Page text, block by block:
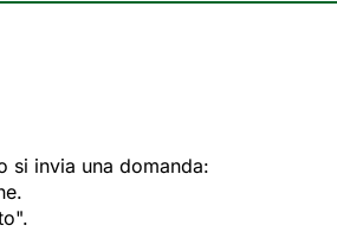
si invia una domanda: